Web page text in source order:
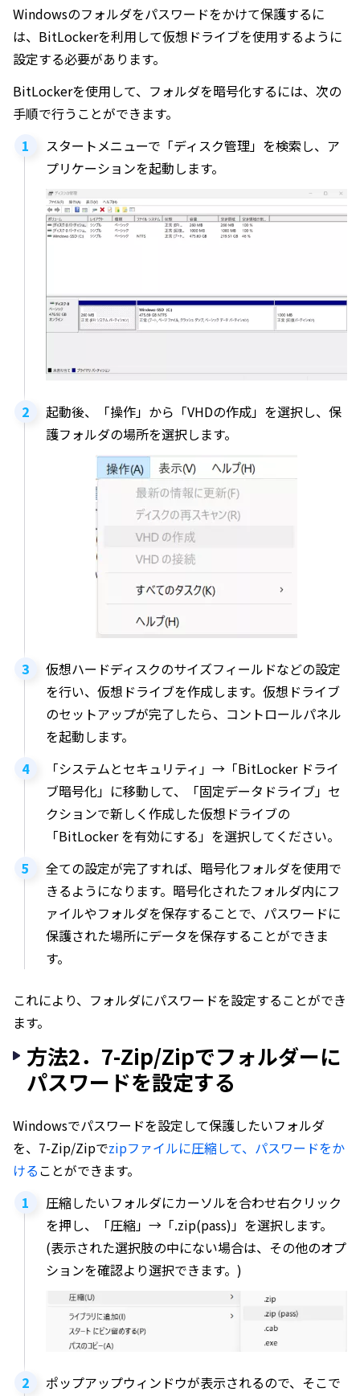
Windowsのフォルダをパスワードをかけて保護するに
は、BitLockerを利用して仮想ドライブを使用するように
設定する必要があります。
BitLockerを使用して、フォルダを暗号化するには、次の
手順で行うことができます。
スタートメニューで「ディスク管理」を検索し、ア
プリケーションを起動します。
起動後、「操作」から「VHDの作成」を選択し、保
護フォルダの場所を選択します。
仮想ハードディスクのサイズフィールドなどの設定
を行い、仮想ドライブを作成します。仮想ドライブ
のセットアップが完了したら、コントロールパネル
を起動します。
「システムとセキュリティ」→「BitLocker ドライ
ブ暗号化」に移動して、「固定データドライブ」セ
クションで新しく作成した仮想ドライブの
「BitLocker を有効にする」を選択してください。
全ての設定が完了すれば、暗号化フォルダを使用で
きるようになります。暗号化されたフォルダ内にフ
ァイルやフォルダを保存することで、パスワードに
保護された場所にデータを保存することができま
す。
これにより、フォルダにパスワードを設定することができ
ます。
方法2．7-Zip/Zipでフォルダーに
パスワードを設定する
Windowsでパスワードを設定して保護したいフォルダ
を、7-Zip/Zipでzipファイルに圧縮して、パスワードをか
けることができます。
圧縮したいフォルダにカーソルを合わせ右クリック
を押し、「圧縮」→「.zip(pass)」を選択します。
(表示された選択肢の中にない場合は、その他のオプ
ションを確認より選択できます。)
ポップアップウィンドウが表示されるので、そこで